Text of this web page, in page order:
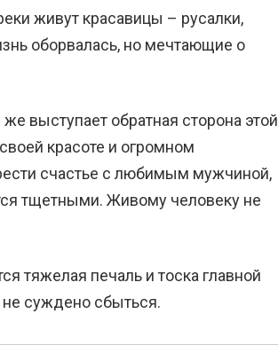
живут красавицы – русалки,
оборвалась, но мечтающие о
выступает обратная сторона этой
красоте и огромном
счастье с любимым мужчиной,
тщетными. Живому человеку не
тяжелая печаль и тоска главной
не суждено сбыться.